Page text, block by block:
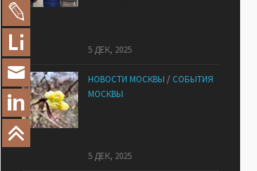
5 ДЕК, 2025
НОВОСТИ МОСКВЫ / СОБЫТИЯ
МОСКВЫ
5 ДЕК, 2025